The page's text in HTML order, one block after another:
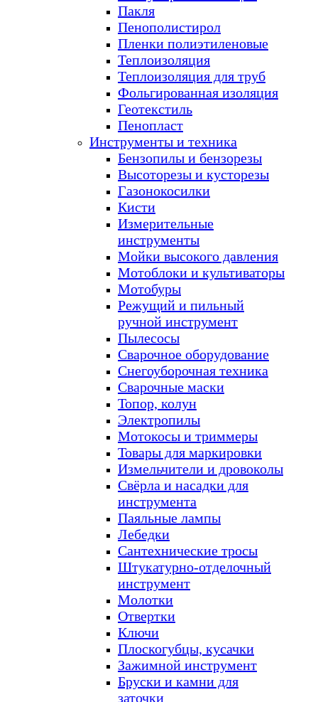
Пакля
Пенополистирол
Пленки полиэтиленовые
Теплоизоляция
Теплоизоляция для труб
Фольгированная изоляция
Геотекстиль
Пенопласт
Инструменты и техника
Бензопилы и бензорезы
Высоторезы и кусторезы
Газонокосилки
Кисти
Измерительные
инструменты
Мойки высокого давления
Мотоблоки и культиваторы
Мотобуры
Режущий и пильный
ручной инструмент
Пылесосы
Сварочное оборудование
Снегоуборочная техника
Сварочные маски
Топор, колун
Электропилы
Мотокосы и триммеры
Товары для маркировки
Измельчители и дровоколы
Свёрла и насадки для
инструмента
Паяльные лампы
Лебедки
Сантехнические тросы
Штукатурно-отделочный
инструмент
Молотки
Отвертки
Ключи
Плоскогубцы, кусачки
Зажимной инструмент
Бруски и камни для
заточки